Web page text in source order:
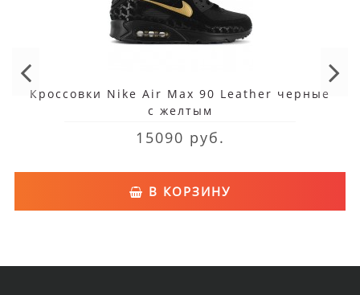
Кроссовки Nike Air Max 90 Leather черные
с желтым
15090 руб.
В КОРЗИНУ